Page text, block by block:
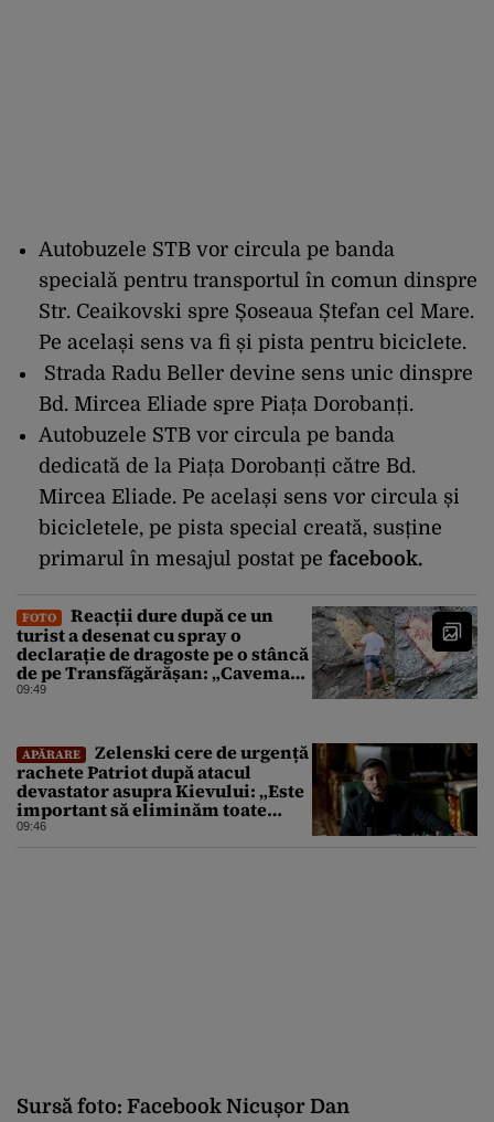
Autobuzele STB vor circula pe banda
specială pentru transportul în comun dinspre
Str. Ceaikovski spre Șoseaua Ștefan cel Mare.
Pe același sens va fi și pista pentru biciclete.
Strada Radu Beller devine sens unic dinspre
Bd. Mircea Eliade spre Piața Dorobanți.
Autobuzele STB vor circula pe banda
dedicată de la Piața Dorobanți către Bd.
Mircea Eliade. Pe același sens vor circula și
bicicletele, pe pista special creată, susține
primarul în mesajul postat pe facebook.
FOTO
Reacții dure după ce un
turist a desenat cu spray o
declarație de dragoste pe o stâncă
de pe Transfăgărășan: „Caveman.
Nu înțeleg nimic oamenii ăștia”
09:49
APĂRARE
Zelenski cere de urgență
rachete Patriot după atacul
devastator asupra Kievului: „Este
important să eliminăm toate
birocrațiile”
09:46
Sursă foto: Facebook Nicușor Dan